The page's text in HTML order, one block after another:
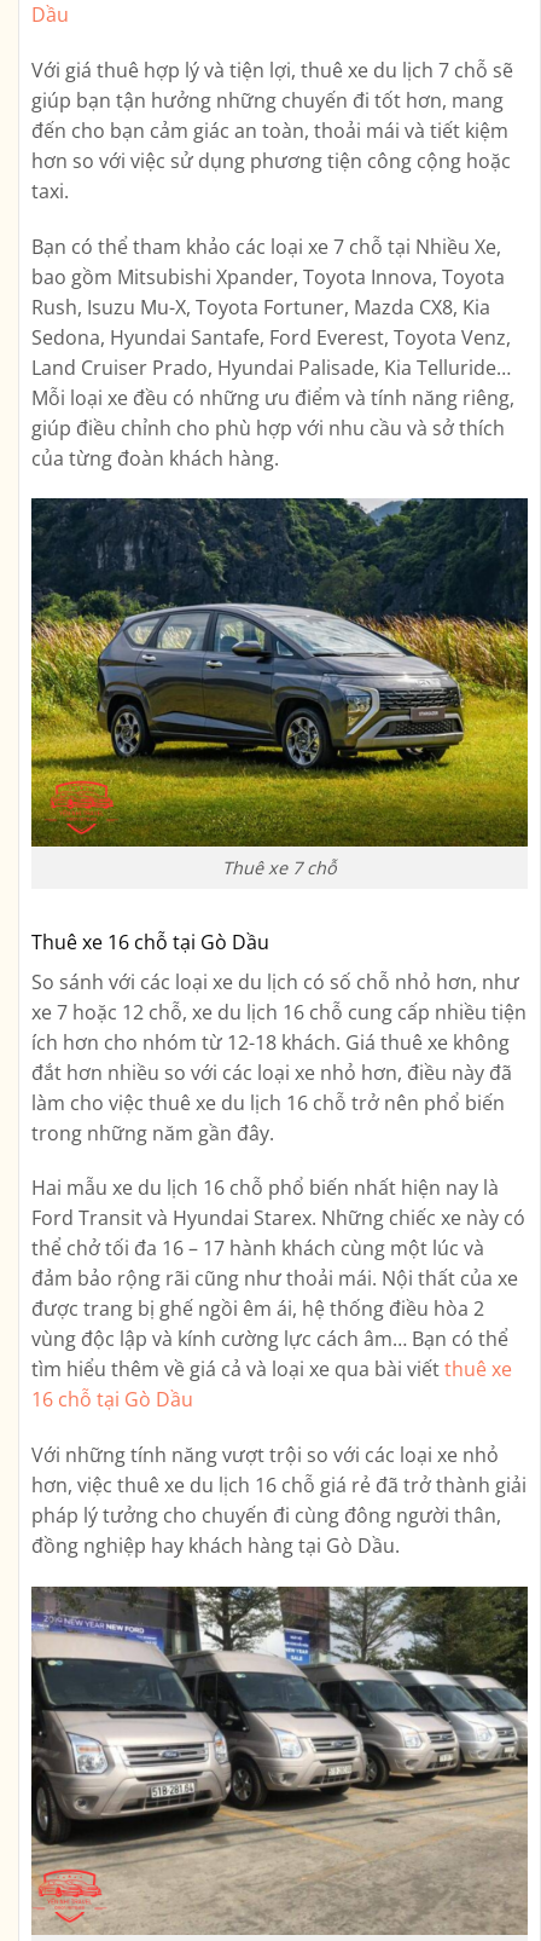
Dầu
Với giá thuê hợp lý và tiện lợi, thuê xe du lịch 7 chỗ sẽ
giúp bạn tận hưởng những chuyến đi tốt hơn, mang
đến cho bạn cảm giác an toàn, thoải mái và tiết kiệm
hơn so với việc sử dụng phương tiện công cộng hoặc
taxi.
Bạn có thể tham khảo các loại xe 7 chỗ tại Nhiều Xe,
bao gồm Mitsubishi Xpander, Toyota Innova, Toyota
Rush, Isuzu Mu-X, Toyota Fortuner, Mazda CX8, Kia
Sedona, Hyundai Santafe, Ford Everest, Toyota Venz,
Land Cruiser Prado, Hyundai Palisade, Kia Telluride…
Mỗi loại xe đều có những ưu điểm và tính năng riêng,
giúp điều chỉnh cho phù hợp với nhu cầu và sở thích
của từng đoàn khách hàng.
Thuê xe 7 chỗ
Thuê xe 16 chỗ tại Gò Dầu
So sánh với các loại xe du lịch có số chỗ nhỏ hơn, như
xe 7 hoặc 12 chỗ, xe du lịch 16 chỗ cung cấp nhiều tiện
ích hơn cho nhóm từ 12-18 khách. Giá thuê xe không
đắt hơn nhiều so với các loại xe nhỏ hơn, điều này đã
làm cho việc thuê xe du lịch 16 chỗ trở nên phổ biến
trong những năm gần đây.
Hai mẫu xe du lịch 16 chỗ phổ biến nhất hiện nay là
Ford Transit và Hyundai Starex. Những chiếc xe này có
thể chở tối đa 16 – 17 hành khách cùng một lúc và
đảm bảo rộng rãi cũng như thoải mái. Nội thất của xe
được trang bị ghế ngồi êm ái, hệ thống điều hòa 2
vùng độc lập và kính cường lực cách âm… Bạn có thể
tìm hiểu thêm về giá cả và loại xe qua bài viếtthuê xe
16 chỗ tại Gò Dầu
Với những tính năng vượt trội so với các loại xe nhỏ
hơn, việc thuê xe du lịch 16 chỗ giá rẻ đã trở thành giải
pháp lý tưởng cho chuyến đi cùng đông người thân,
đồng nghiệp hay khách hàng tại Gò Dầu.